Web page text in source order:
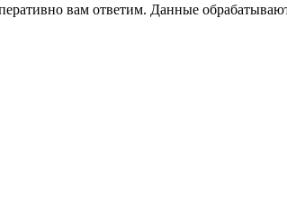
вам ответим. Данные